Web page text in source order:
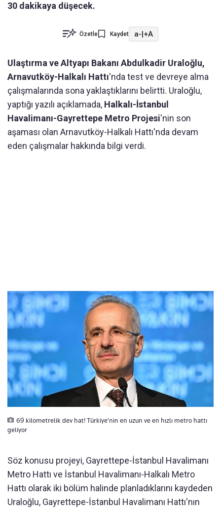
30 dakikaya düşecek.
Özetle Kaydet a-|+A
Ulaştırma ve Altyapı Bakanı Abdulkadir Uraloğlu,
Arnavutköy-Halkalı Hattı'nda test ve devreye alma
çalışmalarında sona yaklaştıklarını belirtti. Uraloğlu,
yaptığı yazılı açıklamada, Halkalı-İstanbul
Havalimanı-Gayrettepe Metro Projesi'nin son
aşaması olan Arnavutköy-Halkalı Hattı'nda devam
eden çalışmalar hakkında bilgi verdi.
69 kilometrelik dev hat! Türkiye’nin en uzun ve en hızlı metro hattı
geliyor
Söz konusu projeyi, Gayrettepe-İstanbul Havalimanı
Metro Hattı ve İstanbul Havalimanı-Halkalı Metro
Hattı olarak iki bölüm halinde planladıklarını kaydeden
Uraloğlu, Gayrettepe-İstanbul Havalimanı Hattı'nın